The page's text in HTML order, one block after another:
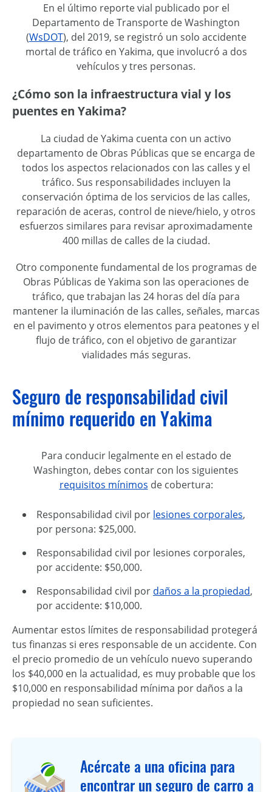
En el último reporte vial publicado por el
Departamento de Transporte de Washington
(WsDOT), del 2019, se registró un solo accidente
mortal de tráfico en Yakima, que involucró a dos
vehículos y tres personas.
¿Cómo son la infraestructura vial y los
puentes en Yakima?
La ciudad de Yakima cuenta con un activo
departamento de Obras Públicas que se encarga de
todos los aspectos relacionados con las calles y el
tráfico. Sus responsabilidades incluyen la
conservación óptima de los servicios de las calles,
reparación de aceras, control de nieve/hielo, y otros
esfuerzos similares para revisar aproximadamente
400 millas de calles de la ciudad.
Otro componente fundamental de los programas de
Obras Públicas de Yakima son las operaciones de
tráfico, que trabajan las 24 horas del día para
mantener la iluminación de las calles, señales, marcas
en el pavimento y otros elementos para peatones y el
flujo de tráfico, con el objetivo de garantizar
vialidades más seguras.
Seguro de responsabilidad civil
mínimo requerido en Yakima
Para conducir legalmente en el estado de
Washington, debes contar con los siguientes
requisitos mínimos de cobertura:
Responsabilidad civil por lesiones corporales,
por persona: $25,000.
Responsabilidad civil por lesiones corporales,
por accidente: $50,000.
Responsabilidad civil por daños a la propiedad,
por accidente: $10,000.
Aumentar estos límites de responsabilidad protegerá
tus finanzas si eres responsable de un accidente. Con
el precio promedio de un vehículo nuevo superando
los $40,000 en la actualidad, es muy probable que los
$10,000 en responsabilidad mínima por daños a la
propiedad no sean suficientes.
Acércate a una oficina para
encontrar un seguro de carro a